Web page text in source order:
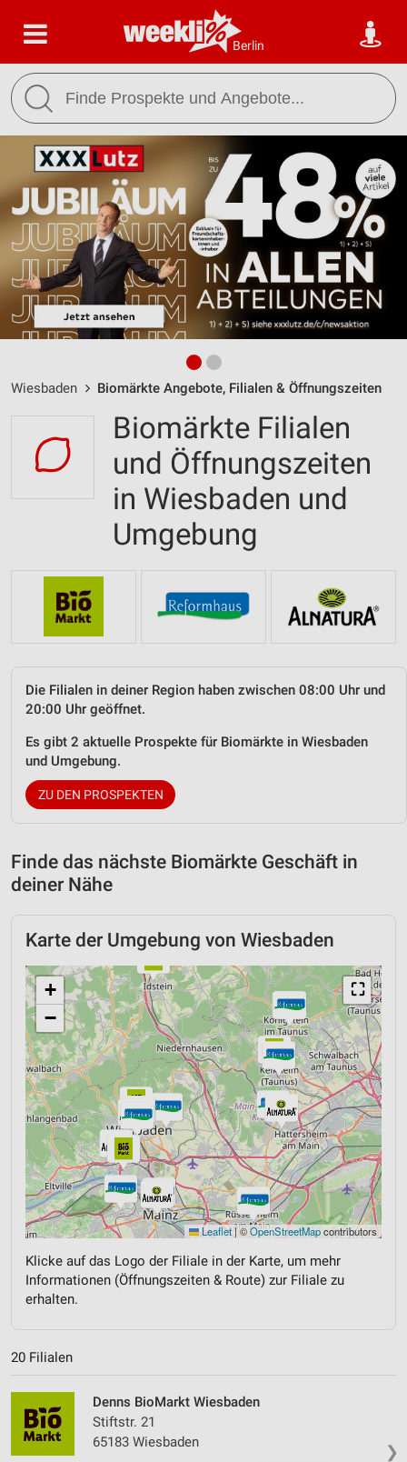
Berlin
Wiesbaden Biomärkte Angebote, Filialen & Öffnungszeiten
Biomärkte Filialen
und Öffnungszeiten
in Wiesbaden und
Umgebung
Die Filialen in deiner Region haben zwischen 08:00 Uhr und
20:00 Uhr geöffnet.
Es gibt 2 aktuelle Prospekte für Biomärkte in Wiesbaden
und Umgebung.
ZU DEN PROSPEKTEN
Finde das nächste Biomärkte Geschäft in
deiner Nähe
Karte der Umgebung von Wiesbaden
⛶
+
−
Leaflet|©OpenStreetMapcontributors
Klicke auf das Logo der Filiale in der Karte, um mehr
Informationen (Öffnungszeiten & Route) zur Filiale zu
erhalten.
20 Filialen
❯
Denns BioMarkt Wiesbaden
Stiftstr. 21
65183 Wiesbaden